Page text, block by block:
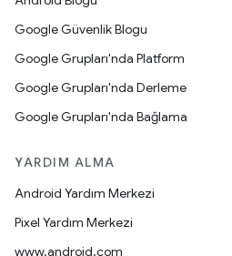
Google Güvenlik Blogu
Google Grupları'nda Platform
Google Grupları'nda Derleme
Google Grupları'nda Bağlama
YARDIM ALMA
Android Yardım Merkezi
Pixel Yardım Merkezi
www.android.com